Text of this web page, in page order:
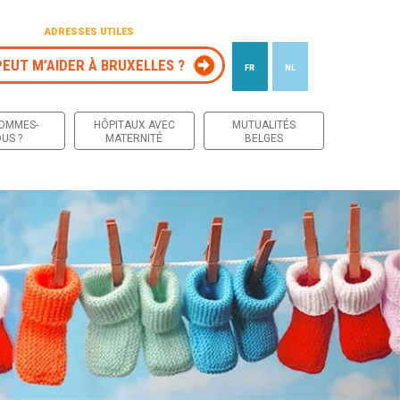
ADRESSES UTILES
M’AIDER À BRUXELLES ? FR NL
?
HÔPITAUX AVEC
MATERNITÉ
MUTUALITÉS
BELGES